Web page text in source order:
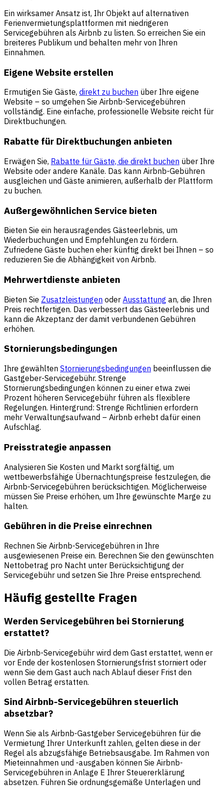
Ein wirksamer Ansatz ist, Ihr Objekt auf alternativen
Ferienvermietungsplattformen mit niedrigeren
Servicegebühren als Airbnb zu listen. So erreichen Sie ein
breiteres Publikum und behalten mehr von Ihren
Einnahmen.
Eigene Website erstellen
Ermutigen Sie Gäste, direkt zu buchen über Ihre eigene
Website – so umgehen Sie Airbnb-Servicegebühren
vollständig. Eine einfache, professionelle Website reicht für
Direktbuchungen.
Rabatte für Direktbuchungen anbieten
Erwägen Sie, Rabatte für Gäste, die direkt buchen über Ihre
Website oder andere Kanäle. Das kann Airbnb-Gebühren
ausgleichen und Gäste animieren, außerhalb der Plattform
zu buchen.
Außergewöhnlichen Service bieten
Bieten Sie ein herausragendes Gästeerlebnis, um
Wiederbuchungen und Empfehlungen zu fördern.
Zufriedene Gäste buchen eher künftig direkt bei Ihnen – so
reduzieren Sie die Abhängigkeit von Airbnb.
Mehrwertdienste anbieten
Bieten Sie Zusatzleistungen oder Ausstattung an, die Ihren
Preis rechtfertigen. Das verbessert das Gästeerlebnis und
kann die Akzeptanz der damit verbundenen Gebühren
erhöhen.
Stornierungsbedingungen
Ihre gewählten Stornierungsbedingungen beeinflussen die
Gastgeber-Servicegebühr. Strenge
Stornierungsbedingungen können zu einer etwa zwei
Prozent höheren Servicegebühr führen als flexiblere
Regelungen. Hintergrund: Strenge Richtlinien erfordern
mehr Verwaltungsaufwand – Airbnb erhebt dafür einen
Aufschlag.
Preisstrategie anpassen
Analysieren Sie Kosten und Markt sorgfältig, um
wettbewerbsfähige Übernachtungspreise festzulegen, die
Airbnb-Servicegebühren berücksichtigen. Möglicherweise
müssen Sie Preise erhöhen, um Ihre gewünschte Marge zu
halten.
Gebühren in die Preise einrechnen
Rechnen Sie Airbnb-Servicegebühren in Ihre
ausgewiesenen Preise ein. Berechnen Sie den gewünschten
Nettobetrag pro Nacht unter Berücksichtigung der
Servicegebühr und setzen Sie Ihre Preise entsprechend.
Häufig gestellte Fragen
Werden Servicegebühren bei Stornierung
erstattet?
Die Airbnb-Servicegebühr wird dem Gast erstattet, wenn er
vor Ende der kostenlosen Stornierungsfrist storniert oder
wenn Sie dem Gast auch nach Ablauf dieser Frist den
vollen Betrag erstatten.
Sind Airbnb-Servicegebühren steuerlich
absetzbar?
Wenn Sie als Airbnb-Gastgeber Servicegebühren für die
Vermietung Ihrer Unterkunft zahlen, gelten diese in der
Regel als abzugsfähige Betriebsausgabe. Im Rahmen von
Mieteinnahmen und -ausgaben können Sie Airbnb-
Servicegebühren in Anlage E Ihrer Steuererklärung
absetzen. Führen Sie ordnungsgemäße Unterlagen und